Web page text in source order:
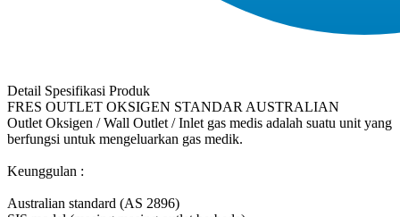
Detail Spesifikasi Produk
FRES OUTLET OKSIGEN STANDAR AUSTRALIAN
Outlet Oksigen / Wall Outlet / Inlet gas medis adalah suatu unit yang
berfungsi untuk mengeluarkan gas medik.
Keunggulan :
Australian standard (AS 2896)